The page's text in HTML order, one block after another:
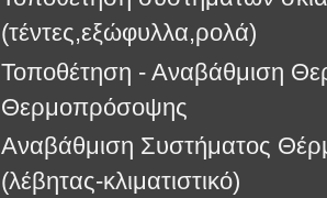
(τέντες,εξώφυλλα,ρολά)
Τοποθέτηση - Αναβάθμιση
Θερμοπρόσοψης
Αναβάθμιση Συστήματος
(λέβητας-κλιματιστικό)